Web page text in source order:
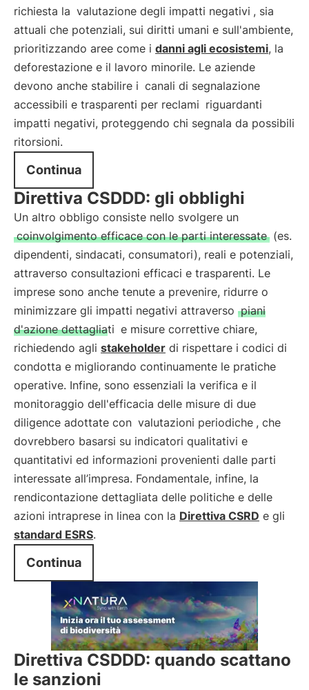
richiesta la valutazione degli impatti negativi , sia
attuali che potenziali, sui diritti umani e sull'ambiente,
prioritizzando aree come i danni agli ecosistemi, la
deforestazione e il lavoro minorile. Le aziende
devono anche stabilire i canali di segnalazione
accessibili e trasparenti per reclami riguardanti
impatti negativi, proteggendo chi segnala da possibili
ritorsioni.
Continua
Direttiva CSDDD: gli obblighi
Un altro obbligo consiste nello svolgere un
coinvolgimento efficace con le parti interessate (es.
dipendenti, sindacati, consumatori), reali e potenziali,
attraverso consultazioni efficaci e trasparenti. Le
imprese sono anche tenute a prevenire, ridurre o
minimizzare gli impatti negativi attraverso piani
d'azione dettagliati e misure correttive chiare,
richiedendo agli stakeholder di rispettare i codici di
condotta e migliorando continuamente le pratiche
operative. Infine, sono essenziali la verifica e il
monitoraggio dell'efficacia delle misure di due
diligence adottate con valutazioni periodiche , che
dovrebbero basarsi su indicatori qualitativi e
quantitativi ed informazioni provenienti dalle parti
interessate all’impresa. Fondamentale, infine, la
rendicontazione dettagliata delle politiche e delle
azioni intraprese in linea con la Direttiva CSRD e gli
standard ESRS.
Continua
Direttiva CSDDD: quando scattano
le sanzioni